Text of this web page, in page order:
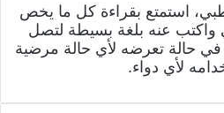
استمتع بقراءة كل ما يخص
واكتب عنه بلغة بسيطة لتصل
في حالة تعرضه لأي حالة مرضية
لأي دواء.